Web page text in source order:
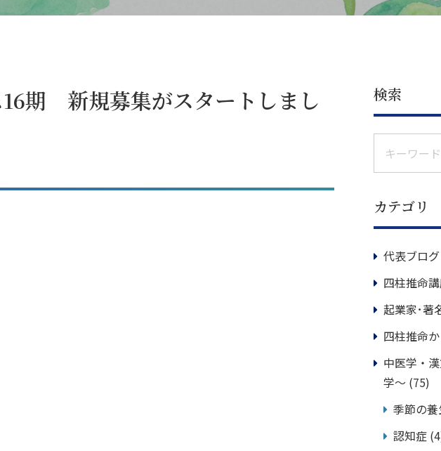
期 新規募集がスタートしまし
検索
カテゴリ
代表ブログ
四柱推命
起業家･著
四柱推命
中医学・
学～ (75)
季節の養
認知症